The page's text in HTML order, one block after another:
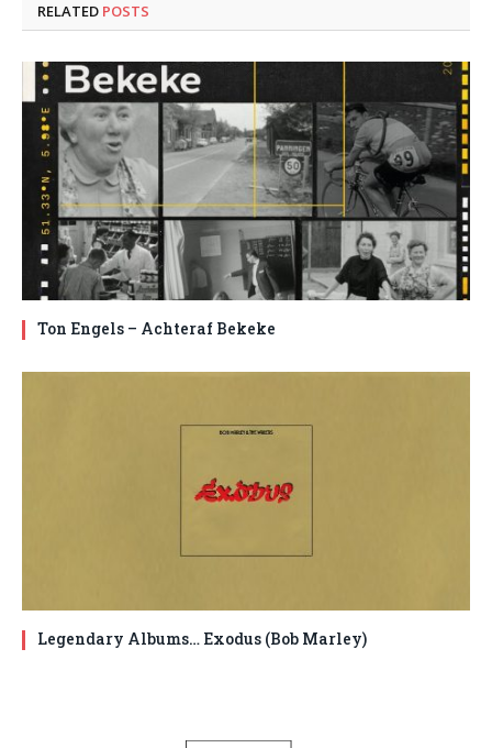
RELATED POSTS
Ton Engels – Achteraf Bekeke
Legendary Albums… Exodus (Bob Marley)